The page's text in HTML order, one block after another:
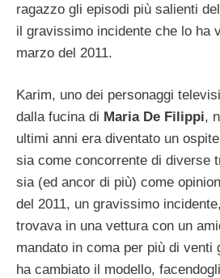
ragazzo gli episodi più salienti
il gravissimo incidente che lo ha
marzo del 2011.
Karim, uno dei personaggi
dalla fucina di Maria De Filippi,
ultimi anni era diventato un
sia come concorrente di diverse
sia (ed ancor di più) come
del 2011, un gravissimo
trovava in una vettura con un
mandato in coma per più di venti
ha cambiato il modello,